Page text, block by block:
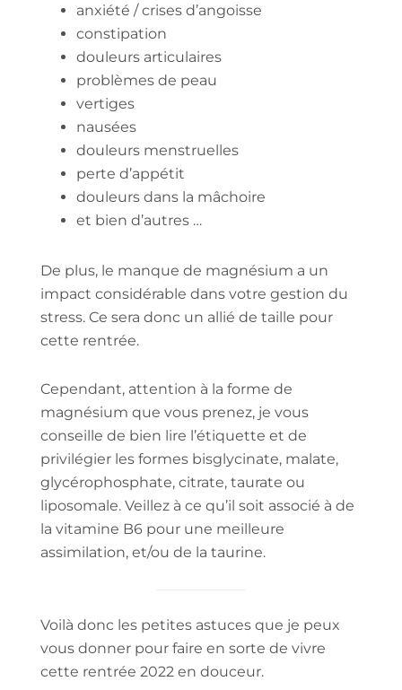
anxiété / crises d’angoisse
constipation
douleurs articulaires
problèmes de peau
vertiges
nausées
douleurs menstruelles
perte d’appétit
douleurs dans la mâchoire
et bien d’autres …
De plus, le manque de magnésium a un
impact considérable dans votre gestion du
stress. Ce sera donc un allié de taille pour
cette rentrée.
Cependant, attention à la forme de
magnésium que vous prenez, je vous
conseille de bien lire l’étiquette et de
privilégier les formes bisglycinate, malate,
glycérophosphate, citrate, taurate ou
liposomale. Veillez à ce qu’il soit associé à de
la vitamine B6 pour une meilleure
assimilation, et/ou de la taurine.
Voilà donc les petites astuces que je peux
vous donner pour faire en sorte de vivre
cette rentrée 2022 en douceur.